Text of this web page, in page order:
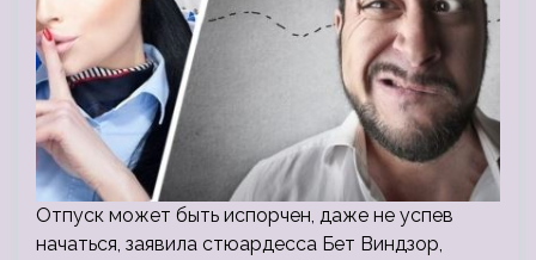
Отпуск может быть испорчен, даже не успев
начаться, заявила стюардесса Бет Виндзор,